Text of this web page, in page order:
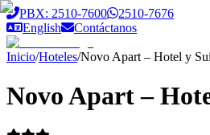
Saltar al contenido principal
PBX: 2510-7600
2510-7676
English
Contáctanos
Inicio/Hoteles/Novo Apart – Hotel y
Novo Apart –